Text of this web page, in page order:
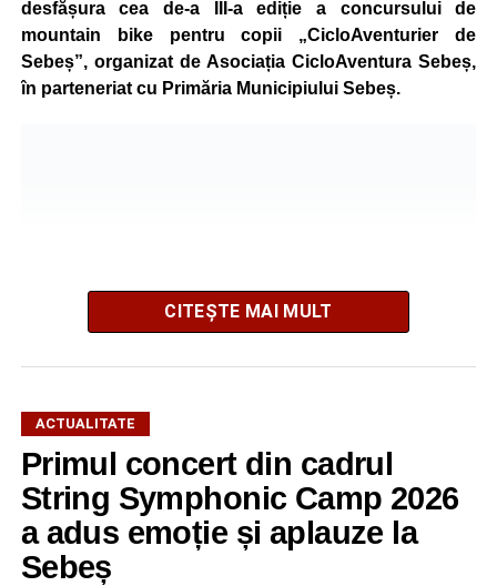
desfășura cea de-a III-a ediție a concursului de
mountain bike pentru copii „CicloAventurier de
Sebeș”, organizat de Asociația CicloAventura Sebeș,
în parteneriat cu Primăria Municipiului Sebeș.
După două ediții organizate în Parcul Arini, competiția se
mută într-un nou decor, oferind participanților ocazia de a
concura într-un cadru natural deosebit. Evenimentul este
destinat copiilor și adolescenților cu vârste cuprinse între
5 și 18 ani, iar participarea este gratuită.
CITEȘTE MAI MULT
ACTUALITATE
Primul concert din cadrul
String Symphonic Camp 2026
a adus emoție și aplauze la
Sebeș